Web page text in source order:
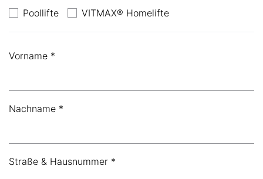
Poollifte
VITMAX® Homelifte
Vorname *
Nachname *
Straße & Hausnummer *